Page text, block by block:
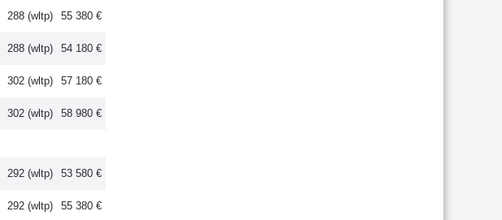
288 (wltp) 55 380 €
288 (wltp) 54 180 €
302 (wltp) 57 180 €
302 (wltp) 58 980 €
292 (wltp) 53 580 €
292 (wltp) 55 380 €